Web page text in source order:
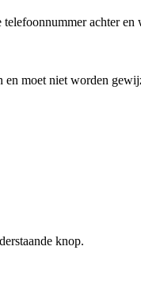
achter
en moet niet worden
knop.